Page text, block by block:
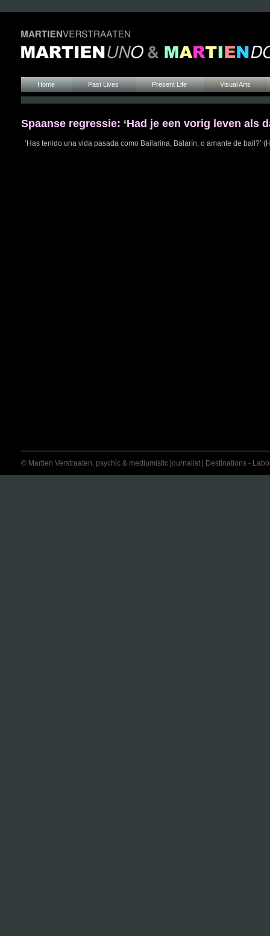
Home Past Lives Present Life Visual Arts
Spaanse regressie: ‘Had je een vorig leven als
‘Has tenido una vida pasada como Bailarina, Balarín, o amante de bail?’
© Martien Verstraaten, psychic & mediumistic journalist | Destinations -